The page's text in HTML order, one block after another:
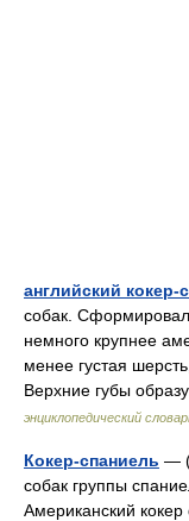
английский кокер-
собак.
немного крупнее
менее густая
Верхние губы
энциклопедический
Кокер-спаниель —
собак группы
Американский